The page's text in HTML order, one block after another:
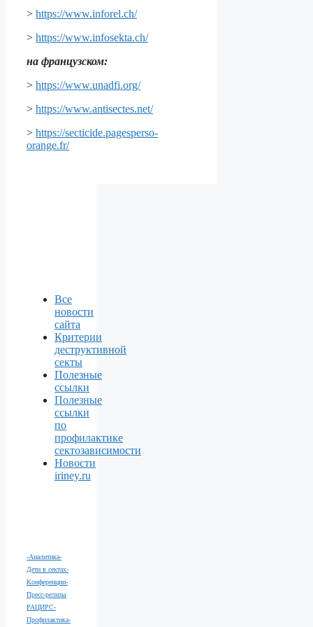
> https://www.inforel.ch/
> https://www.infosekta.ch/
на французском:
> https://www.unadfi.org/
> https://www.antisectes.net/
> https://secticide.pagesperso-
orange.fr/
Все
новости
сайта
Критерии
деструктивной
секты
Полезные
ссылки
Полезные
ссылки
по
профилактике
сектозависимости
Новости
iriney.ru
-Аналитика-
Дети в сектах-
Конференции-
Пресс-релизы
РАЦИРС-
Профилактика-